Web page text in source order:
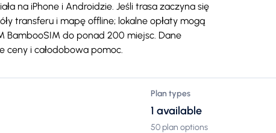
na iPhone i Androidzie. Jeśli trasa zaczyna się
transferu i mapę offline; lokalne opłaty mogą
BambooSIM do ponad 200 miejsc. Dane
ceny i całodobowa pomoc.
Plan types
1 available
50 plan options